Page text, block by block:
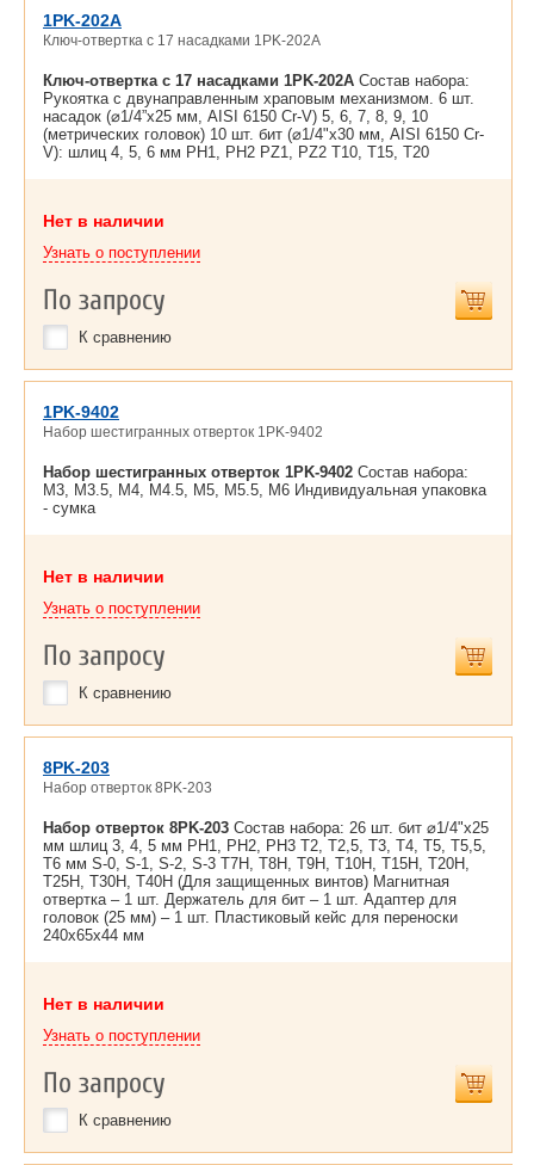
1PK-202A
Ключ-отвертка с 17 насадками 1PK-202A
Ключ-отвертка с 17 насадками 1PK-202A Состав набора:
Рукоятка с двунаправленным храповым механизмом. 6 шт.
насадок (⌀1/4”x25 мм, AISI 6150 Cr-V) 5, 6, 7, 8, 9, 10
(метрических головок) 10 шт. бит (⌀1/4"x30 мм, AISI 6150 Cr-
V): шлиц 4, 5, 6 мм PH1, PH2 PZ1, PZ2 T10, T15, T20
Нет в наличии
Узнать о поступлении
По запросу
К сравнению
1PK-9402
Набор шестигранных отверток 1PK-9402
Набор шестигранных отверток 1PK-9402 Состав набора:
M3, M3.5, M4, M4.5, M5, M5.5, M6 Индивидуальная упаковка
- сумка
Нет в наличии
Узнать о поступлении
По запросу
К сравнению
8PK-203
Набор отверток 8PK-203
Набор отверток 8PK-203 Состав набора: 26 шт. бит ⌀1/4"x25
мм шлиц 3, 4, 5 мм PH1, PH2, PH3 T2, T2,5, T3, T4, T5, T5,5,
T6 мм S-0, S-1, S-2, S-3 T7H, T8H, T9H, T10H, T15H, T20H,
T25H, T30H, T40H (Для защищенных винтов) Магнитная
отвертка – 1 шт. Держатель для бит – 1 шт. Адаптер для
головок (25 мм) – 1 шт. Пластиковый кейс для переноски
240x65x44 мм
Нет в наличии
Узнать о поступлении
По запросу
К сравнению